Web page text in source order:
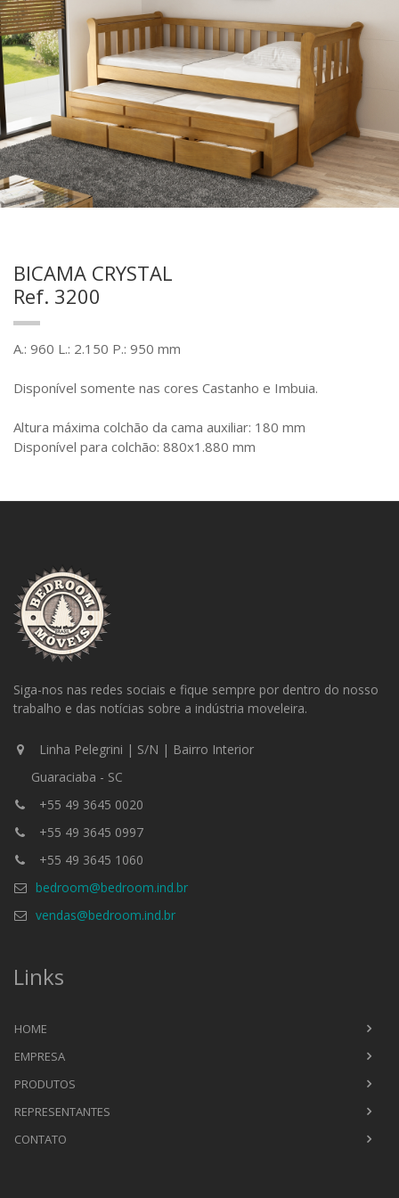
BICAMA CRYSTAL
Ref. 3200
A.: 960 L.: 2.150 P.: 950 mm
Disponível somente nas cores Castanho e Imbuia.
Altura máxima colchão da cama auxiliar: 180 mm
Disponível para colchão: 880x1.880 mm
Siga-nos nas redes sociais e fique sempre por dentro do nosso
trabalho e das notícias sobre a indústria moveleira.
Linha Pelegrini | S/N | Bairro Interior
Guaraciaba - SC
+55 49 3645 0020
+55 49 3645 0997
+55 49 3645 1060
bedroom@bedroom.ind.br
vendas@bedroom.ind.br
Links
HOME
EMPRESA
PRODUTOS
REPRESENTANTES
CONTATO